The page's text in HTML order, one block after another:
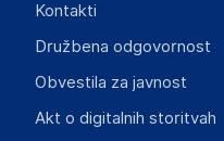
Gospodarski subjekt
ul. Szkolna 6, 64-000
Poland
Kontakti
Družbena odgovornost
Obvestila za javnost
Akt o digitalnih storitvah